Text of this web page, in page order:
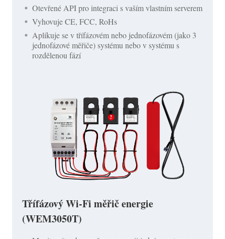
Otevřené API pro integraci s vaším vlastním serverem
Vyhovuje CE, FCC, RoHs
Aplikuje se v třífázovém nebo jednofázovém (jako 3
jednofázové měřiče) systému nebo v systému s
rozdělenou fází
Třífázový Wi-Fi měřič energie
(WEM3050T)